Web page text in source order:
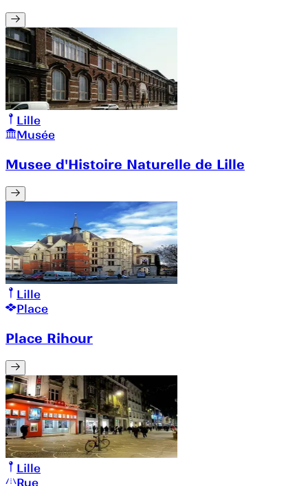
Lille
Musée
Musee d'Histoire Naturelle de Lille
Lille
Place
Place Rihour
Lille
Rue